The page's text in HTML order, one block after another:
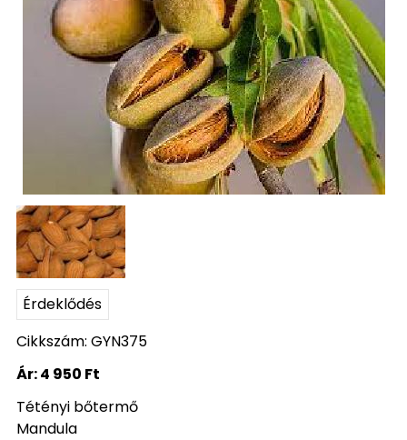
Érdeklődés
Cikkszám: GYN375
Ár:4 950 Ft
Tétényi bőtermő
Mandula